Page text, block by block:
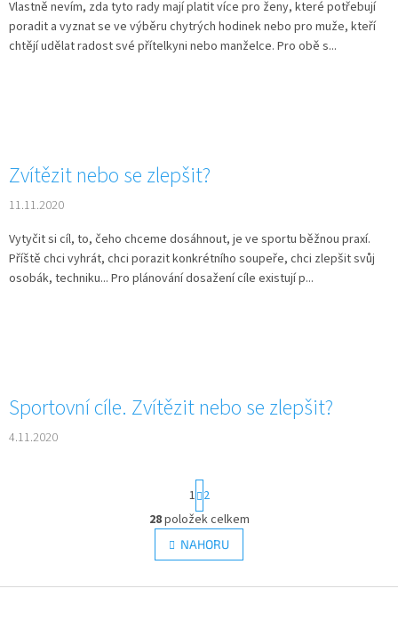
Vlastně nevím, zda tyto rady mají platit více pro ženy, které potřebují
poradit a vyznat se ve výběru chytrých hodinek nebo pro muže, kteří
chtějí udělat radost své přítelkyni nebo manželce. Pro obě s...
Zvítězit nebo se zlepšit?
11.11.2020
Vytyčit si cíl, to, čeho chceme dosáhnout, je ve sportu běžnou praxí.
Příště chci vyhrát, chci porazit konkrétního soupeře, chci zlepšit svůj
osobák, techniku... Pro plánování dosažení cíle existují p...
Sportovní cíle. Zvítězit nebo se zlepšit?
4.11.2020
O
v
l
t
r
á
n
k
v
1 2
28položek celkem
NAHORU